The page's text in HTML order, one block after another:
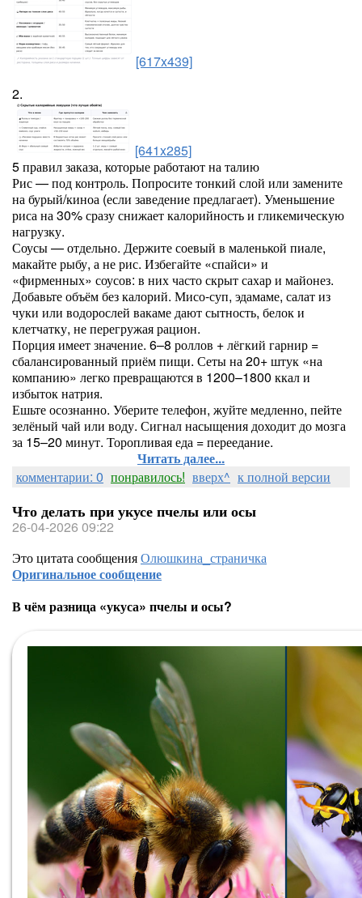
[617x439]
2.
[641x285]
5 правил заказа, которые работают на талию
Рис — под контроль. Попросите тонкий слой или замените
на бурый/киноа (если заведение предлагает). Уменьшение
риса на 30% сразу снижает калорийность и гликемическую
нагрузку.
Соусы — отдельно. Держите соевый в маленькой пиале,
макайте рыбу, а не рис. Избегайте «спайси» и
«фирменных» соусов: в них часто скрыт сахар и майонез.
Добавьте объём без калорий. Мисо-суп, эдамаме, салат из
чуки или водорослей вакаме дают сытность, белок и
клетчатку, не перегружая рацион.
Порция имеет значение. 6–8 роллов + лёгкий гарнир =
сбалансированный приём пищи. Сеты на 20+ штук «на
компанию» легко превращаются в 1200–1800 ккал и
избыток натрия.
Ешьте осознанно. Уберите телефон, жуйте медленно, пейте
зелёный чай или воду. Сигнал насыщения доходит до мозга
за 15–20 минут. Торопливая еда = переедание.
Читать далее...
комментарии: 0 понравилось! вверх^ к полной версии
Что делать при укусе пчелы или осы
26-04-2026 09:22
Это цитата сообщенияОлюшкина_страничка
Оригинальное сообщение
В чём разница «укуса» пчелы и осы?